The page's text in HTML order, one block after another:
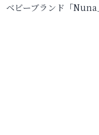
ベビーブランド「